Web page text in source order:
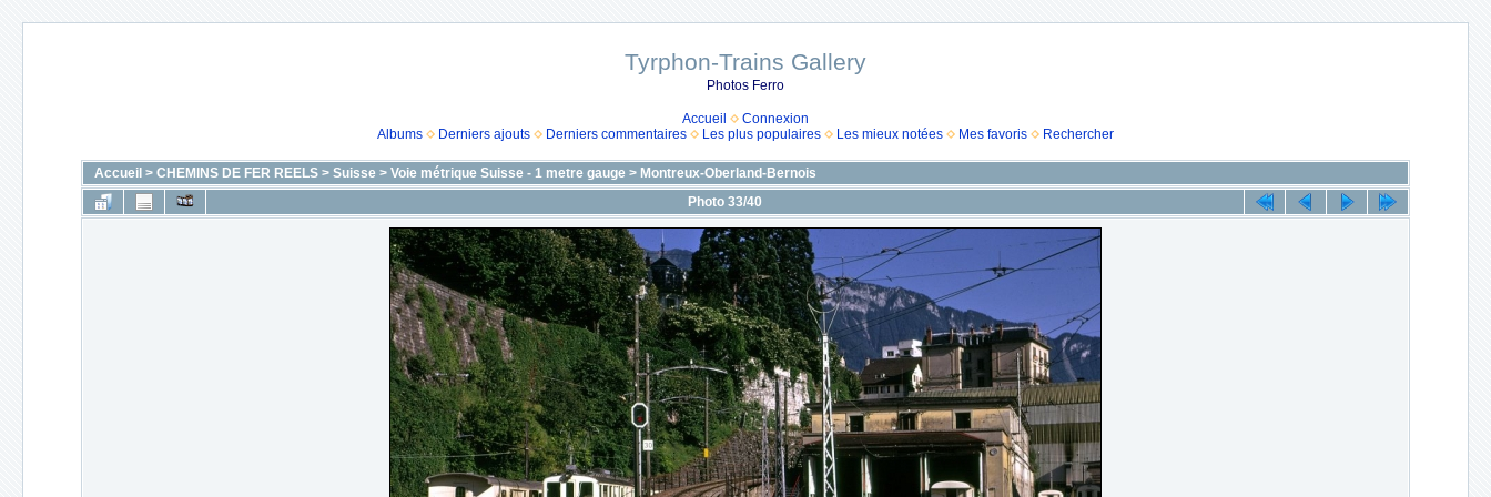
Tyrphon-Trains Gallery
Photos Ferro
Accueil
Connexion
Albums
Derniers ajouts Derniers commentaires Les plus populaires Les mieux notées Mes favoris Rechercher
Accueil > CHEMINS DE FER REELS > Suisse > Voie métrique Suisse - 1 metre gauge > Montreux-Oberland-Bernois
Photo 33/40